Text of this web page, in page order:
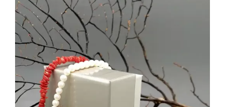
AGGIUNGI AL CARRELLO /